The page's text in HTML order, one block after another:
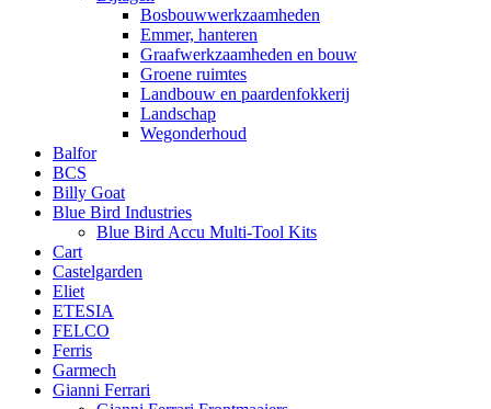
Bosbouwwerkzaamheden
Emmer, hanteren
Graafwerkzaamheden en bouw
Groene ruimtes
Landbouw en paardenfokkerij
Landschap
Wegonderhoud
Balfor
BCS
Billy Goat
Blue Bird Industries
Blue Bird Accu Multi-Tool Kits
Cart
Castelgarden
Eliet
ETESIA
FELCO
Ferris
Garmech
Gianni Ferrari